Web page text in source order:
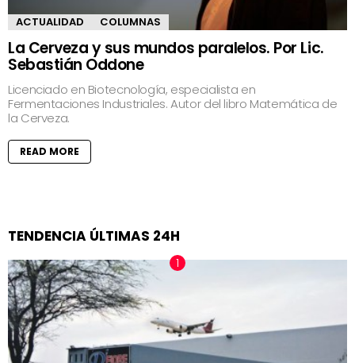
ACTUALIDAD COLUMNAS
La Cerveza y sus mundos paralelos. Por Lic.
Sebastián Oddone
Licenciado en Biotecnología, especialista en
Fermentaciones Industriales. Autor del libro Matemática de
la Cerveza.
READ MORE
TENDENCIA ÚLTIMAS 24H